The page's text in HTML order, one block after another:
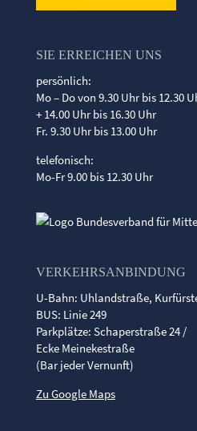
SIE ERREICHEN UNS
persönlich:
Mo – Do von 9.30 Uhr bis 12.30
+ 14.00 Uhr bis 16.30 Uhr
Fr. 9.30 Uhr bis 13.00 Uhr
telefonisch:
Mo-Fr 9.00 bis 12.30 Uhr
VERKEHRSANBINDUNG
U-Bahn: Uhlandstraße,
BUS: Linie 249
Parkplätze: Schaperstraße 24 /
Ecke Meinekestraße
(Bar jeder Vernunft)
Zu Google Maps